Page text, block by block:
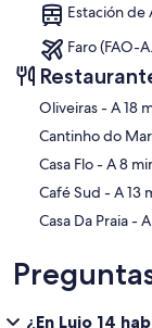
Enero-marzo =
el sol
Abril - mayo = más
Junio - septiembre
Octubre = 24
Estación de
Faro (FAO-
‪Oliveiras -
‪Casa Flo -
‪Café Sud
¿En Lujo 14